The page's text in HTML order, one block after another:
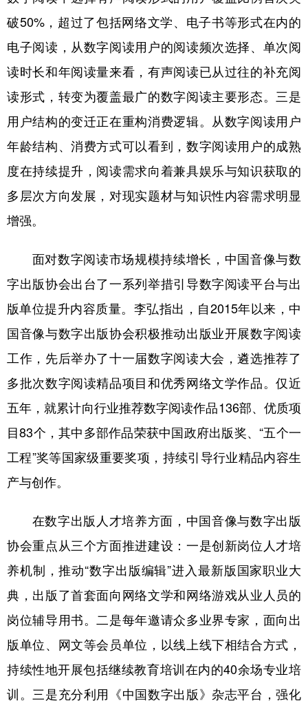
Русский язык 日本語 한국어
Deutsch Português
破50%，超过了包括网络文学、电子书等形式在内的
电子阅读，从数字阅读用户的阅读频次选择、单次阅
读时长和年阅读量来看，有声阅读已从过往的补充阅
读形式，转变为覆盖最广的数字阅读主要形态。三是
用户结构的变迁正在重构消费逻辑。从数字阅读用户
年龄结构、消费方式可以看到，数字阅读用户的成熟
度在持续提升，阅读需求向着兼具娱乐与知识获取的
多层次方向发展，对现实题材与知识性内容需求明显
增强。
面对数字阅读市场规模持续增长，中国音像与数
字出版协会出台了一系列举措引导数字阅读平台与出
版单位提升内容质量。李弘指出，自2015年以来，中
国音像与数字出版协会积极推动出版业开展数字阅读
工作，先后举办了十一届数字阅读大会，遴选推荐了
多批次数字阅读精品项目和优秀网络文学作品。仅近
五年，就累计向行业推荐数字阅读作品136部、优质项
目83个，其中多部作品荣获中国政府出版奖、“五个一
工程”奖等国家级重要奖项，持续引导行业精品内容生
产与创作。
在数字出版人才培养方面，中国音像与数字出版
协会重点从三个方面推进建设：一是创新岗位人才培
养机制，推动“数字出版编辑”进入最新版国家职业大
典，出版了首套面向网络文学和网络游戏从业人员的
岗位辅导用书。二是每年邀请众多业界专家，面向出
版单位、网文等会员单位，以线上线下相结合方式，
持续性地开展包括继续教育培训在内的40余场专业培
训。三是充分利用《中国数字出版》杂志平台，强化